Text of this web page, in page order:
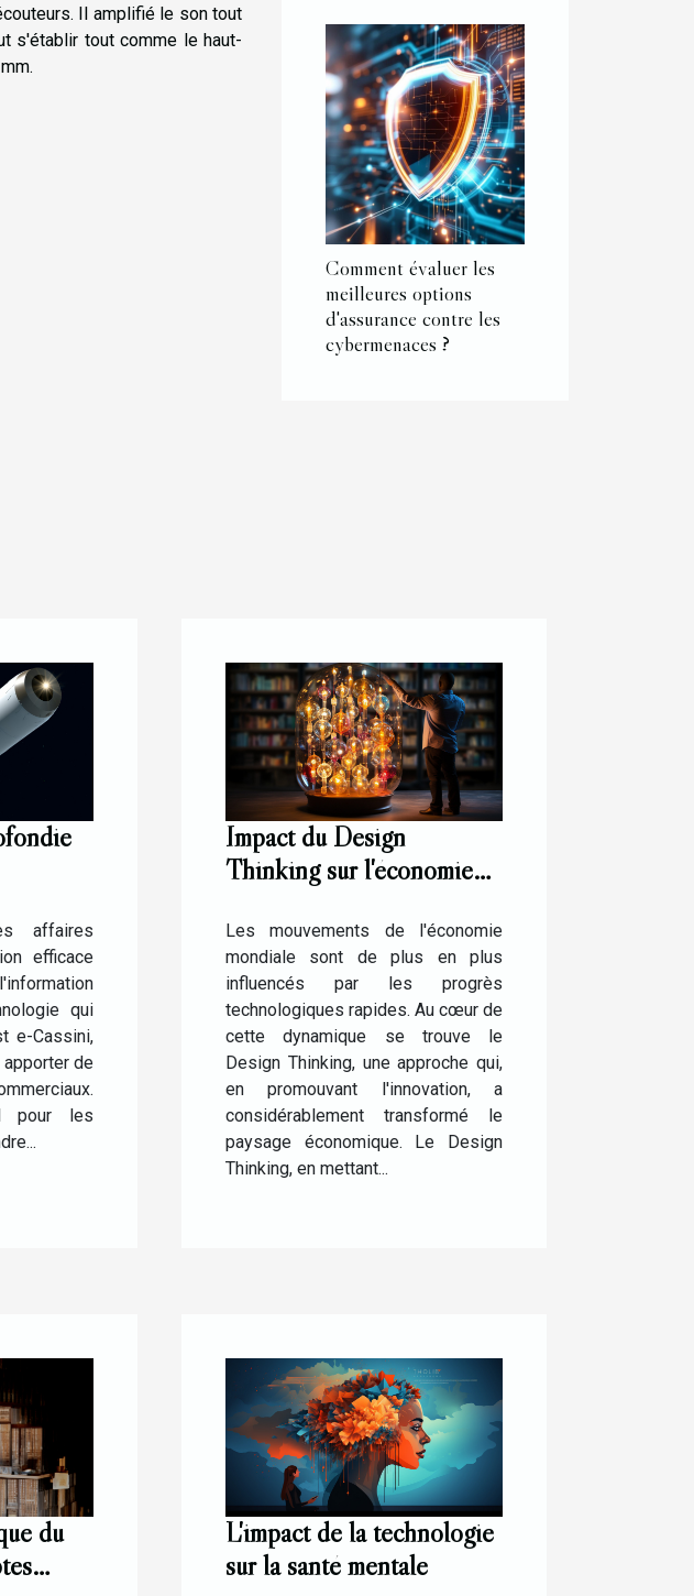
Il amplifié le son tout
s'établir tout comme le haut-
Comment évaluer les
meilleures options
d'assurance contre les
cybermenaces ?
affaires
efficace
qui
e-Cassini,
de
pour les
Impact du Design
Thinking sur l'économie
technologique
Les mouvements de l'économie
mondiale sont de plus en plus
influencés par les progrès
technologiques rapides. Au cœur de
cette dynamique se trouve le
Design Thinking, une approche qui,
en promouvant l'innovation, a
considérablement transformé le
paysage économique. Le Design
Thinking, en mettant...
du
L'impact de la technologie
sur la santé mentale